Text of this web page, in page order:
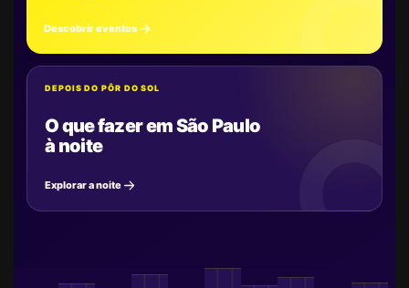
Descobrir eventos
DEPOIS DO PÔR DO SOL
O que fazer em São Paulo
à noite
Explorar a noite